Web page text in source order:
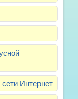
Интернет